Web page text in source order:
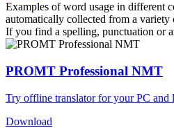
Examples of word usage in different
automatically collected from a
If you find a spelling, punctuation or
PROMT Professional NMT
Try offline translator for your PC and
Download